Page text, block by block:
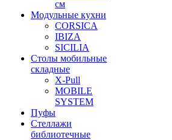
см
Модульные кухни
CORSICA
IBIZA
SICILIA
Столы мобильные
складные
X-Pull
MOBILE
SYSTEM
Пуфы
Стеллажи
библиотечные